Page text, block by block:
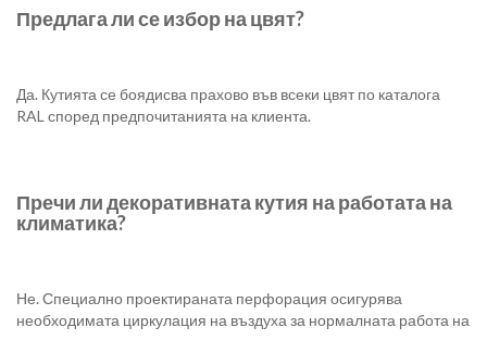
Предлага ли се избор на цвят?
Да. Кутията се боядисва прахово във всеки цвят по каталога
RAL според предпочитанията на клиента.
Пречи ли декоративната кутия на работата на
климатика?
Не. Специално проектираната перфорация осигурява
необходимата циркулация на въздуха за нормалната работа на